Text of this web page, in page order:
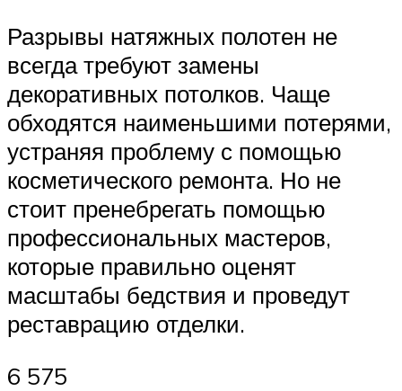
Разрывы натяжных полотен не
всегда требуют замены
декоративных потолков. Чаще
обходятся наименьшими потерями,
устраняя проблему с помощью
косметического ремонта. Но не
стоит пренебрегать помощью
профессиональных мастеров,
которые правильно оценят
масштабы бедствия и проведут
реставрацию отделки.
6 575